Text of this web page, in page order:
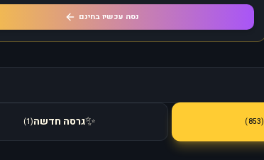
נסה עכשיו בחינם
(
853
)
✨גרסה חדשה(
1
)